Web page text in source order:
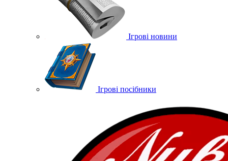
Ігрові новини
Ігрові посібники